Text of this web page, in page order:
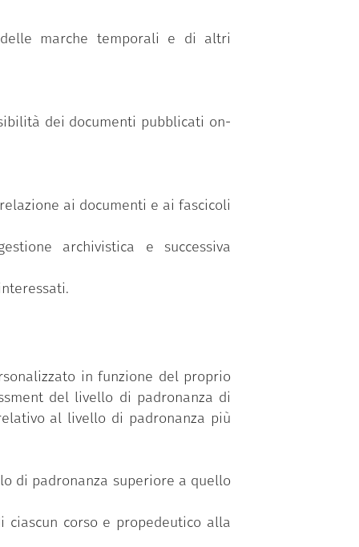
delle marche temporali e di altri
dei documenti pubblicati on-
ai documenti e ai fascicoli
archivistica e successiva
in funzione del proprio
del livello di padronanza di
al livello di padronanza più
di padronanza superiore a quello
ciascun corso e propedeutico alla